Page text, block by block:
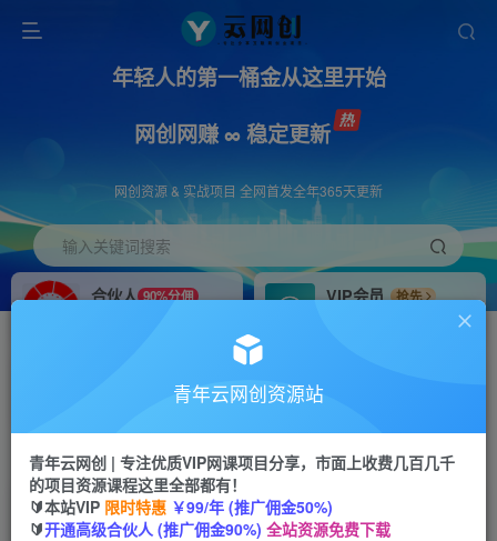
年轻人的第一桶金从这里开始
网创网赚 ∞ 稳定更新
网创资源 & 实战项目 全网首发全年365天更新
输入关键词搜索
合伙人 90%分佣
VIP会员
抢先
搭建同款网站，自己当老板
首页 创业课程 会员免费 正文
抖音最新蓝海项目，汽车摇头摆件，无门槛0基础
青年云网创资源站
青年云网创 | 专注优质VIP网课项目分享，市面上收费几百几千
的项目资源课程这里全部都有！
🔰本站VIP 限时特惠 ￥99/年 (推广佣金50%)
🔰开通高级合伙人 (推广佣金90%) 全站资源免费下载